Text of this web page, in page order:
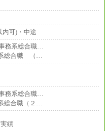
内可)・中途
務系総合職…
系総合職 （…
務系総合職…
総合職（２…
績